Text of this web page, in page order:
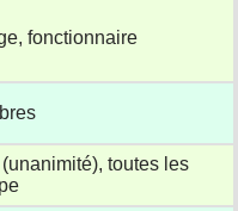
fonctionnaire
toutes les